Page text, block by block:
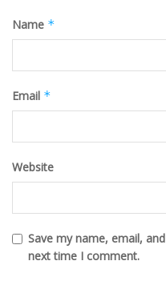
Name *
Email *
Website
Save my name, email,
next time I comment.